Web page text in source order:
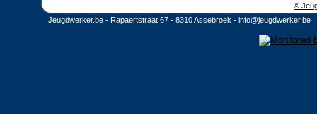
©
Jeugdwerker.be - Rapaertstraat 67 - 8310 Assebroek - info@jeugdwerker.be